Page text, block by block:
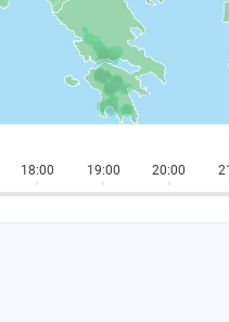
18:00 19:00 20:00